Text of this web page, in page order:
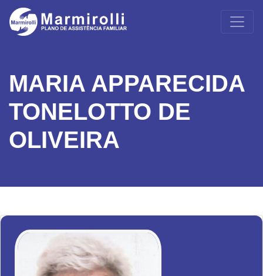
MARIA APPARECIDA
TONELOTTO DE
OLIVEIRA